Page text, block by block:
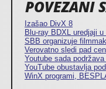
POVEZANI
Izašao DivX 8
Blu-ray BDXL uredjaji u
SBB organizuje
Verovatno sledi pad
Youtube sada
YouTube obustavlja
WinX programi,